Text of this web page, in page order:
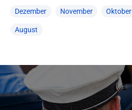
Dezember November Oktober
August